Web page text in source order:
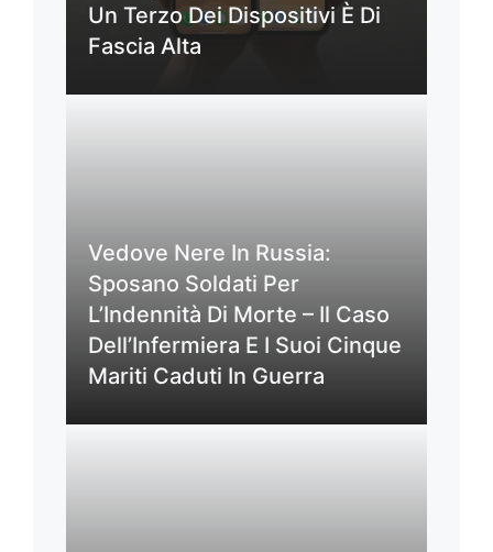
Un Terzo Dei Dispositivi È Di
Fascia Alta
Vedove Nere In Russia:
Sposano Soldati Per
L’Indennità Di Morte – Il Caso
Dell’Infermiera E I Suoi Cinque
Mariti Caduti In Guerra